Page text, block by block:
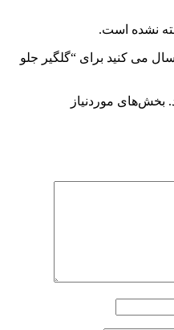
نشده است.
می کنید برای “گلگیر جلو
بخش‌های موردنیاز